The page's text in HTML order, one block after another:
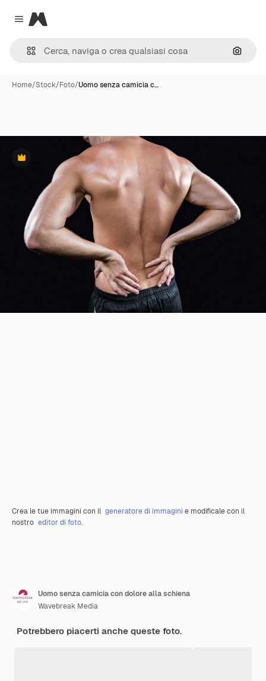
Close menu
Magnific
Cerca
Home/Stock/Foto/Uomo senza camicia c…
Premium
Crea le tue immagini con il generatore di immagini e modificale con il
nostro editor di foto.
Uomo senza camicia con dolore alla schiena
Wavebreak Media
Potrebbero piacerti anche queste foto.